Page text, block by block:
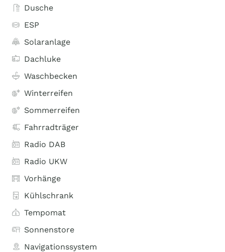
Dusche
ESP
Solaranlage
Dachluke
Waschbecken
Winterreifen
Sommerreifen
Fahrradträger
Radio DAB
Radio UKW
Vorhänge
Kühlschrank
Tempomat
Sonnenstore
Navigationssystem